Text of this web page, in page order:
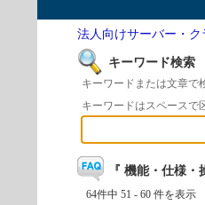
法人向けサーバー・
キーワード検索
キーワードまたは文章で
キーワードはスペースで
『 機能・仕様
64件中 51 - 60 件を表示